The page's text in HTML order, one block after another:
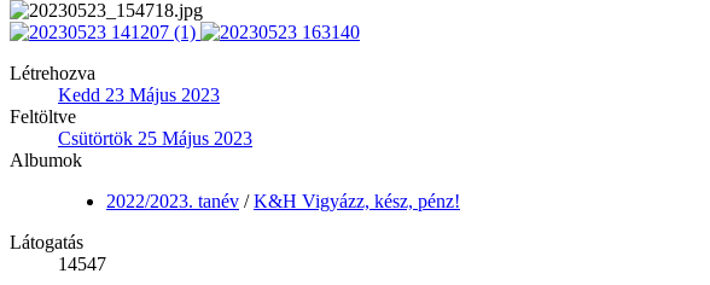
Létrehozva
Kedd 23 Május 2023
Feltöltve
Csütörtök 25 Május 2023
Albumok
2022/2023. tanév /K&H Vigyázz, kész, pénz!
Látogatás
14547